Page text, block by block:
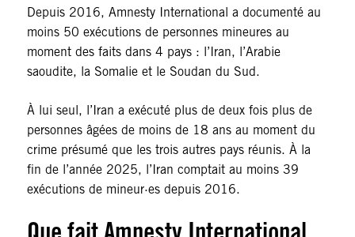
Depuis 2016, Amnesty International a documenté au
moins 50 exécutions de personnes mineures au
moment des faits dans 4 pays : l’Iran, l’Arabie
saoudite, la Somalie et le Soudan du Sud.
À lui seul, l’Iran a exécuté plus de deux fois plus de
personnes âgées de moins de 18 ans au moment du
crime présumé que les trois autres pays réunis. À la
fin de l’année 2025, l’Iran comptait au moins 39
exécutions de mineur·es depuis 2016.